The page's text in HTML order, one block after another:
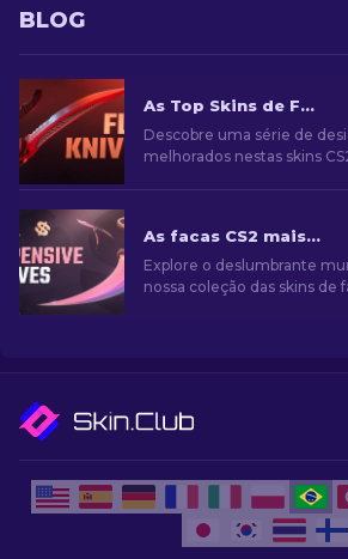
BLOG
As Top Skins de Facas "Flip" no CS2 [2026]
Descobre uma série de
melhorados nestas skins
As facas CS2 mais caras [2026]
Explore o deslumbrante
nossa coleção das skins de